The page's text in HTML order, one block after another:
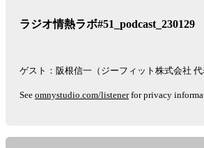
ラジオ情熱ラボ#51_podcast_230129
ゲスト：阪根信一（ジーフィット株式会社 代
See omnystudio.com/listenerfor privacy